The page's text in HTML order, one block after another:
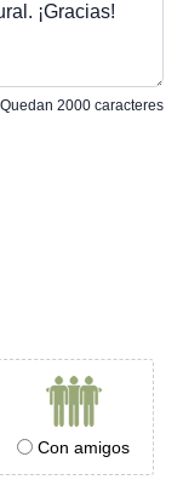
¡Gracias!
Quedan 2000 caracteres
Con amigos